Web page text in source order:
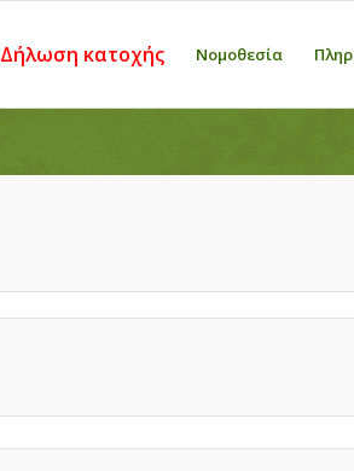
Δήλωση κατοχής Νομοθεσία